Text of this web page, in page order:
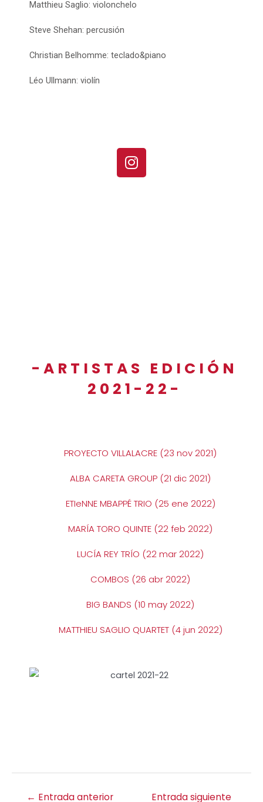
Matthieu Saglio: violonchelo
Steve Shehan: percusión
Christian Belhomme: teclado&piano
Léo Ullmann: violín
-ARTISTAS EDICIÓN
2021-22-
PROYECTO VILLALACRE (23 nov 2021)
ALBA CARETA GROUP (21 dic 2021)
ETIeNNE MBAPPÉ TRIO (25 ene 2022)
MARÍA TORO QUINTE (22 feb 2022)
LUCÍA REY TRÍO (22 mar 2022)
COMBOS (26 abr 2022)
BIG BANDS (10 may 2022)
MATTHIEU SAGLIO QUARTET (4 jun 2022)
← Entrada anterior Entrada siguiente